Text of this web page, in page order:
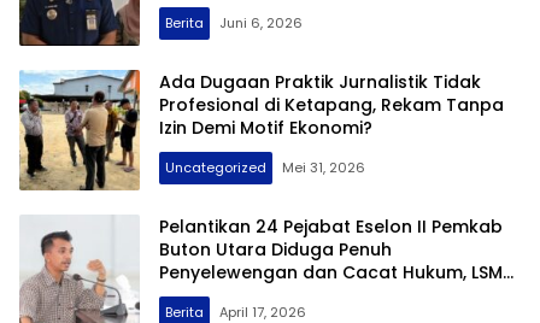
Berita Juni 6, 2026
Ada Dugaan Praktik Jurnalistik Tidak
Profesional di Ketapang, Rekam Tanpa
Izin Demi Motif Ekonomi?
Uncategorized Mei 31, 2026
Pelantikan 24 Pejabat Eselon II Pemkab
Buton Utara Diduga Penuh
Penyelewengan dan Cacat Hukum, LSM
Perisai Tegaskan Wajib Dibatalkan !!
Berita April 17, 2026